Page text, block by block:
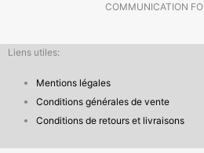
COMMUNICATION
Liens utiles:
Mentions légales
Conditions générales de vente
Conditions de retours et livraisons